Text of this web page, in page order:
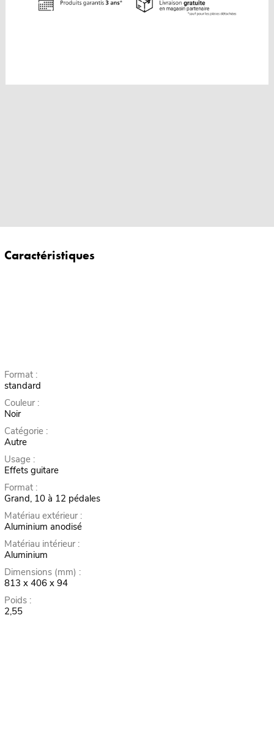
Caractéristiques
Format :
standard
Couleur :
Noir
Catégorie :
Autre
Usage :
Effets guitare
Format :
Grand, 10 à 12 pédales
Matériau extérieur :
Aluminium anodisé
Matériau intérieur :
Aluminium
Dimensions (mm) :
813 x 406 x 94
Poids :
2,55